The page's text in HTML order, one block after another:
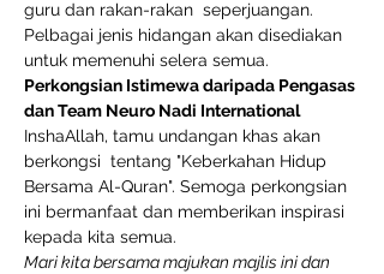
guru dan rakan-rakan  seperjuangan.
Pelbagai jenis hidangan akan disediakan
untuk memenuhi selera semua.
Perkongsian Istimewa daripada Pengasas
dan Team Neuro Nadi International
InshaAllah, tamu undangan khas akan
berkongsi  tentang "Keberkahan Hidup
Bersama Al-Quran". Semoga perkongsian
ini bermanfaat dan memberikan inspirasi
kepada kita semua.
Mari kita bersama majukan majlis ini dan